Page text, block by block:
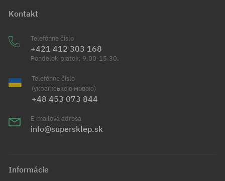
Kontakt
Telefónne číslo
+421 412 303 168
Pondelok-piatok, 9.00-15.30.
Telefónne číslo
(українською мовою)
+48 453 073 844
E-mailová adresa
info@supersklep.sk
Informácie